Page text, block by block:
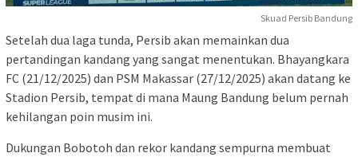
Skuad Persib Bandung
Setelah dua laga tunda, Persib akan memainkan dua
pertandingan kandang yang sangat menentukan. Bhayangkara
FC (21/12/2025) dan PSM Makassar (27/12/2025) akan datang ke
Stadion Persib, tempat di mana Maung Bandung belum pernah
kehilangan poin musim ini.
Dukungan Bobotoh dan rekor kandang sempurna membuat